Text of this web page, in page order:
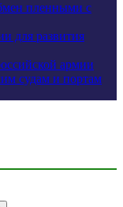
пленными с
для развития
армии
судам и портам